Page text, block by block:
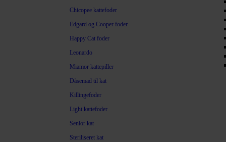
Chicopee kattefoder
Edgard og Cooper foder
Happy Cat foder
Leonardo
Miamor kattepiller
Dåsemad til kat
Killingefoder
Light kattefoder
Senior kat
Steriliseret kat